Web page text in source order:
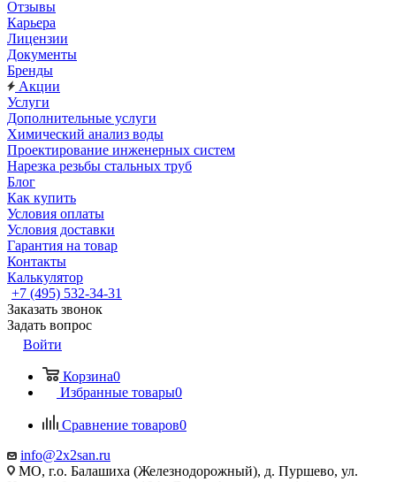
Отзывы
Карьера
Лицензии
Документы
Бренды
Акции
Услуги
Дополнительные услуги
Химический анализ воды
Проектирование инженерных систем
Нарезка резьбы стальных труб
Блог
Как купить
Условия оплаты
Условия доставки
Гарантия на товар
Контакты
Калькулятор
+7 (495) 532‑34‑31
Заказать звонок
Задать вопрос
Войти
Корзина0
Избранные товары0
Сравнение товаров0
info@2x2san.ru
МО, г.о. Балашиха (Железнодорожный), д. Пуршево, ул.